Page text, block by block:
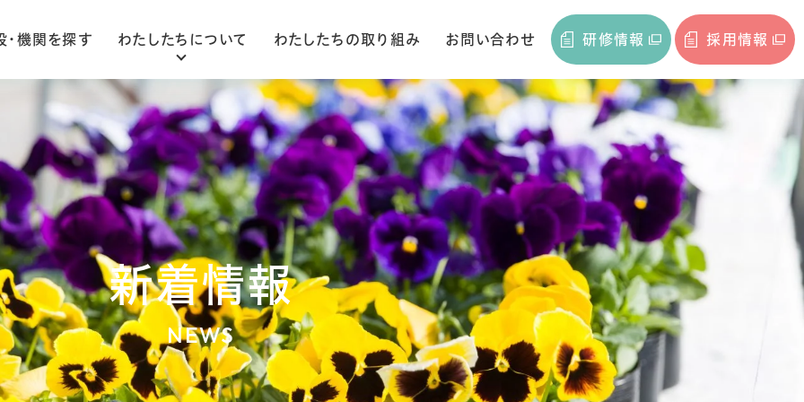
・機関を探す わたしたちについて
ごあいさつ
法人概要
組織図
わたしたちの取り組み お問い合わせ 研修情報 採用情報
新着情報
NEWS